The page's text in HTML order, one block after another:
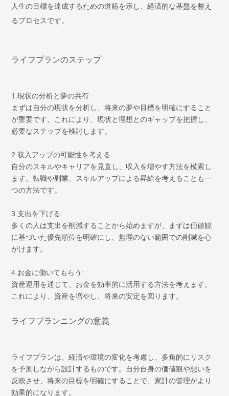
人生の目標を達成するための道筋を示し、経済的な基盤を整え
るプロセスです。
ライフプランのステップ
1.現状の分析と夢の共有:
まずは自分の現状を分析し、将来の夢や目標を明確にすること
が重要です。これにより、現状と理想とのギャップを把握し、
必要なステップを検討します。
2.収入アップの可能性を考える:
自分のスキルやキャリアを見直し、収入を増やす方法を模索し
ます。転職や副業、スキルアップによる昇給を考えることも一
つの方法です。
3.支出を下げる:
多くの人は支出を削減することから始めますが、まずは価値観
に基づいた優先順位を明確にし、無理のない範囲での削減を心
がけます。
4.お金に働いてもらう:
資産運用を通じて、お金を効率的に活用する方法を考えます。
これにより、資産を増やし、将来の安定を図ります。
ライフプランニングの意義
ライフプランは、経済や環境の変化を考慮し、多角的にリスク
を予測しながら設計するものです。自分自身の価値観や想いを
反映させ、将来の目標を明確にすることで、家計の管理がより
効果的になります。